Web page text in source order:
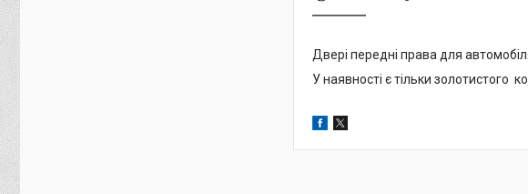
Двері передні права для
У наявності є тільки золотистого